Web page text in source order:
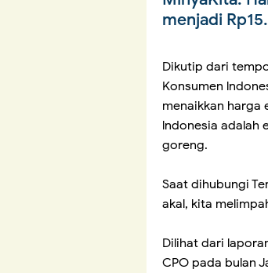
menjadi
Dikutip dari
Konsumen
menaikkan harga
lndonesia adalah
goreng.
Saat dihubungi
akal, kita
Dilihat dari
CPO pada bulan